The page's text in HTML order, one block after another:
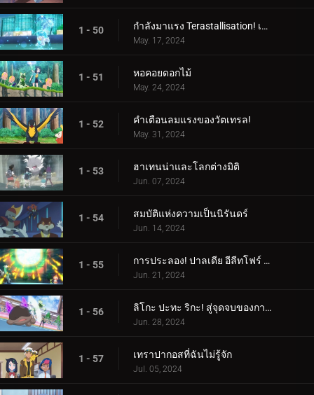
1 - 50 กำลังมาแรง Terastallisation! เต้น เต้น Quaxly!
May. 17, 2024
1 - 51 หอคอยดอกไม้
May. 24, 2024
1 - 52 คำเตือนลมแรงของวัตเทรล!
May. 31, 2024
1 - 53 ฮาเทนน่าและโลกต่างมิติ
Jun. 07, 2024
1 - 54 สมบัติแห่งความเป็นนิรันดร์
Jun. 14, 2024
1 - 55 การประลอง! ปาลเดีย อีลีทโฟร์ (1)
Jun. 21, 2024
1 - 56 ลิโกะ ปะทะ ริกะ! สู่จุดจบของการต่อสู้ (2)
Jun. 28, 2024
1 - 57 เทราปากอสที่ฉันไม่รู้จัก
Jul. 05, 2024